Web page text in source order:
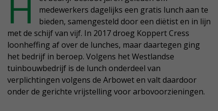
medewerkers dagelijks een gratis lunch aan te
bieden, samengesteld door een diëtist en in lijn
met de schijf van vijf. In 2017 droeg Koppert Cress
loonheffing af over de lunches, maar daartegen ging
het bedrijf in beroep. Volgens het Westlandse
tuinbouwbedrijf is de lunch onderdeel van
verplichtingen volgens de Arbowet en valt daardoor
onder de gerichte vrijstelling voor arbovoorzieningen.